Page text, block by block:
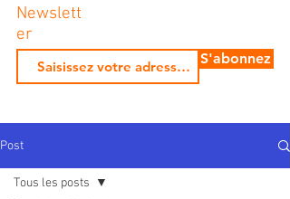
Newslett
er
S'abonnez
Post
Tous les posts